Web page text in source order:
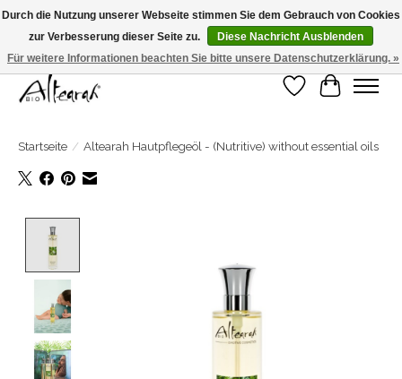
Sommerschließung >>> Wenn Sie in den Wochen 31-32-33 bestellen, wird Ihre
Bestellung in Woche 34 verschickt! <<<
Wunschzettel
Ihr
Startseite / Altearah Hautpflegeöl - (Nutritive) without essential oils
Durch die Nutzung unserer Webseite stimmen Sie dem Gebrauch von Cookies
zur Verbesserung dieser Seite zu.
Diese Nachricht Ausblenden
Für weitere Informationen beachten Sie bitte unsere Datenschutzerklärung. »